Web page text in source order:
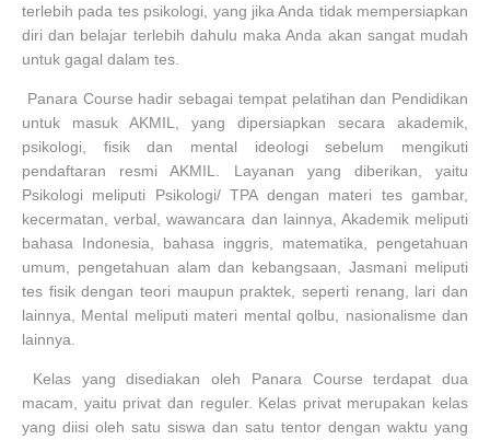
terlebih pada tes psikologi, yang jika Anda tidak mempersiapkan
diri dan belajar terlebih dahulu maka Anda akan sangat mudah
untuk gagal dalam tes.
Panara Course hadir sebagai tempat pelatihan dan Pendidikan
untuk masuk AKMIL, yang dipersiapkan secara akademik,
psikologi, fisik dan mental ideologi sebelum mengikuti
pendaftaran resmi AKMIL. Layanan yang diberikan, yaitu
Psikologi meliputi Psikologi/ TPA dengan materi tes gambar,
kecermatan, verbal, wawancara dan lainnya, Akademik meliputi
bahasa Indonesia, bahasa inggris, matematika, pengetahuan
umum, pengetahuan alam dan kebangsaan, Jasmani meliputi
tes fisik dengan teori maupun praktek, seperti renang, lari dan
lainnya, Mental meliputi materi mental qolbu, nasionalisme dan
lainnya.
Kelas yang disediakan oleh Panara Course terdapat dua
macam, yaitu privat dan reguler. Kelas privat merupakan kelas
yang diisi oleh satu siswa dan satu tentor dengan waktu yang